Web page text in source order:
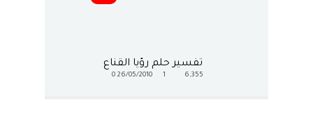
تفسير حلم رؤيا القناع
6,355
26/05/2010
0